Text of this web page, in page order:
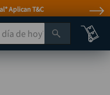
Aplican T&C
hoy?